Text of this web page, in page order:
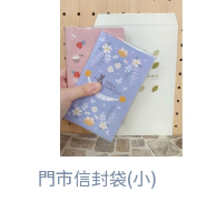
門市信封袋(小)